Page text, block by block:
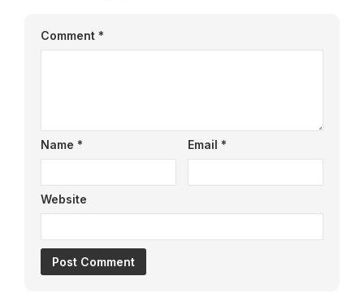
Comment *
Name * Email *
Website